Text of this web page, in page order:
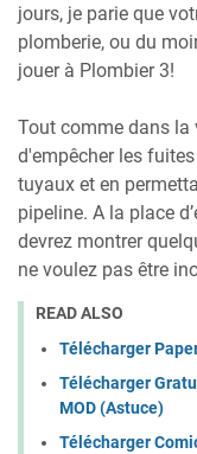
jours, je parie que
plomberie, ou du
jouer à Plombier 3!
Tout comme dans la
d'empêcher les
tuyaux et en
pipeline. A la place
devrez montrer
ne voulez pas être
READ ALSO
Télécharger
Télécharger
MOD (Astuce)
Télécharger